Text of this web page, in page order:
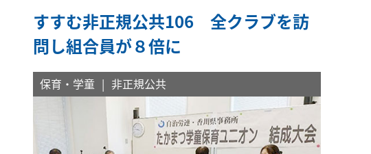
すすむ非正規公共106 全クラブを訪
問し組合員が８倍に
保育・学童 非正規公共